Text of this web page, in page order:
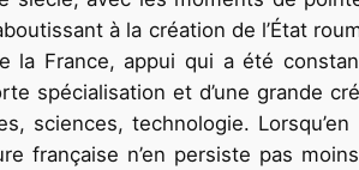
à la création de l’État
la France, appui qui a été
spécialisation et d’une grande
sciences, technologie.
française n’en persiste pas